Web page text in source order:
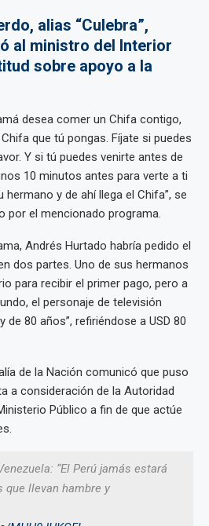
alias “Culebra”,
al ministro del Interior
sobre apoyo a la
desea comer un Chifa contigo,
que tú pongas. Fíjate si puedes
Y si tú puedes venirte antes de
10 minutos antes para verte a ti
y de ahí llega el Chifa”, se
por el mencionado programa.
Andrés Hurtado habría pedido el
dos partes. Uno de sus hermanos
para recibir el primer pago, pero a
el personaje de televisión
de 80 años”, refiriéndose a USD 80
de la Nación comunicó que puso
a consideración de la Autoridad
Público a fin de que actúe
“El Perú jamás estará
que llevan hambre y